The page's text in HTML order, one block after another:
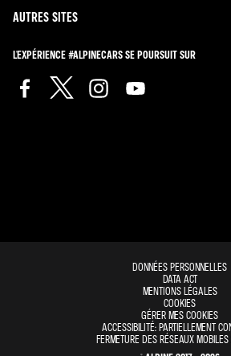
AUTRES SITES
L'EXPÉRIENCE #ALPINECARS SE POURSUIT SUR
DONNÉES PERSONNELLES
DATA ACT
MENTIONS LÉGALES
COOKIES
GÉRER MES COOKIES
ACCESSIBILITÉ: PARTIELLEMENT
FERMETURE DES RÉSEAUX